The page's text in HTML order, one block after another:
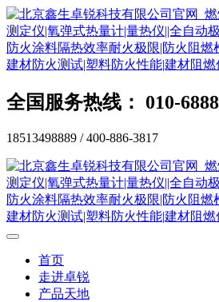
全国服务热线： 010-
18513498889 / 400-886-3817
首页
走进卓锐
产品天地